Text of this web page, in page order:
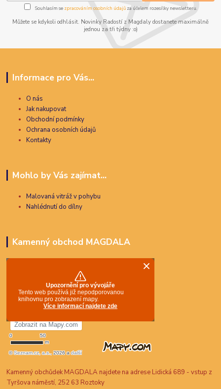
Souhlasím se zpracováním osobních údajůza účelem rozesílky newsletteru.
Můžete se kdykoli odhlásit. Novinky Radostí z Magdaly dostanete maximálně
jednou za tři týdny :o)
Informace pro Vás...
O nás
Jak nakupovat
Obchodní podmínky
Ochrana osobních údajů
Kontakty
Mohlo by Vás zajímat...
Malovaná vitráž v pohybu
Nahlédnutí do dílny
Kamenný obchod MAGDALA
Kamenný obchůdek MAGDALA najdete na adrese Lidická 689 - vstup z
Tyršova náměstí, 252 63 Roztoky